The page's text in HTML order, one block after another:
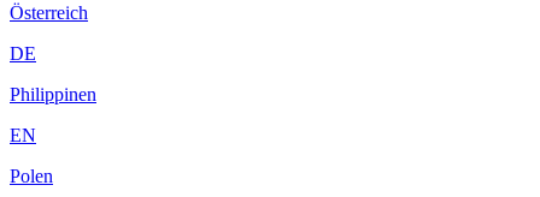
Österreich
DE
Philippinen
EN
Polen